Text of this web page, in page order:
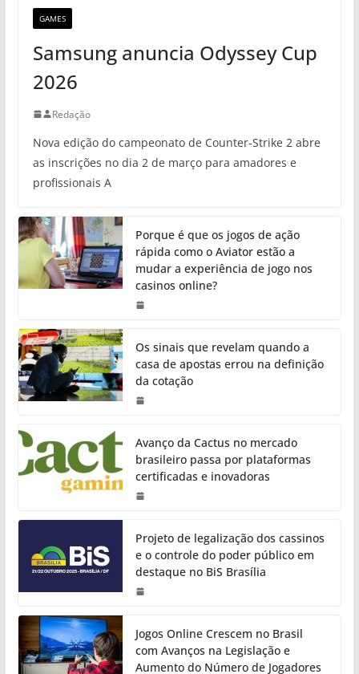
GAMES
Samsung anuncia Odyssey Cup
2026
Redação
Nova edição do campeonato de Counter-Strike 2 abre
as inscrições no dia 2 de março para amadores e
profissionais A
Porque é que os jogos de ação
rápida como o Aviator estão a
mudar a experiência de jogo nos
casinos online?
Os sinais que revelam quando a
casa de apostas errou na definição
da cotação
Avanço da Cactus no mercado
brasileiro passa por plataformas
certificadas e inovadoras
Projeto de legalização dos cassinos
e o controle do poder público em
destaque no BiS Brasília
Jogos Online Crescem no Brasil
com Avanços na Legislação e
Aumento do Número de Jogadores